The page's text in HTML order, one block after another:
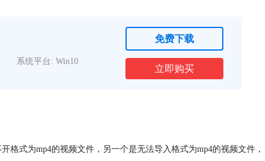
系统平台: Win10
免费下载
立即购买
式为mp4的视频文件，另一个是无法导入格式为mp4的视频文件，